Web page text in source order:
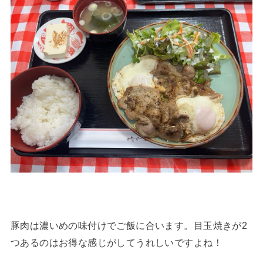
豚肉は濃いめの味付けでご飯に合います。目玉焼きが2
つあるのはお得な感じがしてうれしいですよね！